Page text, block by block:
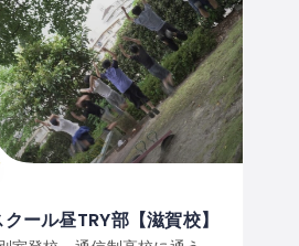
ール昼TRY部【滋賀校】